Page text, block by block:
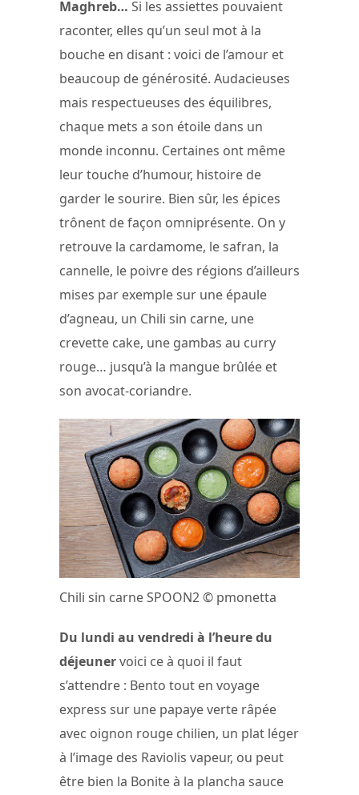
Maghreb… Si les assiettes pouvaient
raconter, elles qu’un seul mot à la
bouche en disant : voici de l’amour et
beaucoup de générosité. Audacieuses
mais respectueuses des équilibres,
chaque mets a son étoile dans un
monde inconnu. Certaines ont même
leur touche d’humour, histoire de
garder le sourire. Bien sûr, les épices
trônent de façon omniprésente. On y
retrouve la cardamome, le safran, la
cannelle, le poivre des régions d’ailleurs
mises par exemple sur une épaule
d’agneau, un Chili sin carne, une
crevette cake, une gambas au curry
rouge… jusqu’à la mangue brûlée et
son avocat-coriandre.
Chili sin carne SPOON2 © pmonetta
Du lundi au vendredi à l’heure du
déjeunervoici ce à quoi il faut
s’attendre : Bento tout en voyage
express sur une papaye verte râpée
avec oignon rouge chilien, un plat léger
à l’image des Raviolis vapeur, ou peut
être bien la Bonite à la plancha sauce